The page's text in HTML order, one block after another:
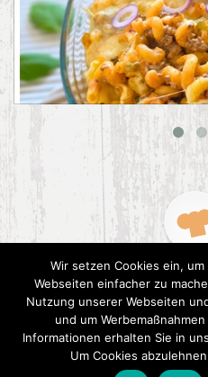
Big Mac
2015 CookPress. All
Wir setzen Cookies ein,
Webseiten einfacher zu
Nutzung unserer Webseiten
und um
Informationen erhalten Sie in
Um Cookies